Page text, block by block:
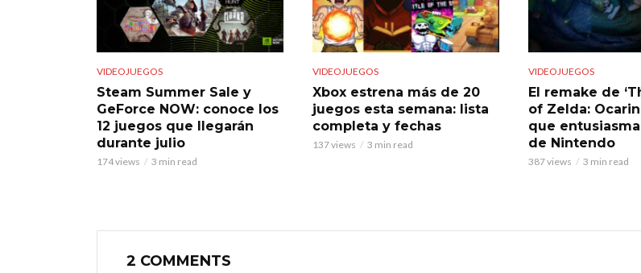
VIDEOJUEGOS
Steam Summer Sale y
GeForce NOW: conoce los
12 juegos que llegarán
durante julio
174 views 3 min read
VIDEOJUEGOS
Xbox estrena más de 20
juegos esta semana: lista
completa y fechas
137 views 3 min read
VIDEOJUEGOS
El remake de
of Zelda:
que
de Nintendo
387 views 3 min read
2 COMMENTS